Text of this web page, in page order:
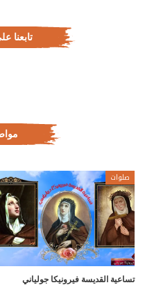
تابعنا
صلوات
تساعية القديسة فيرونيكا جولياني